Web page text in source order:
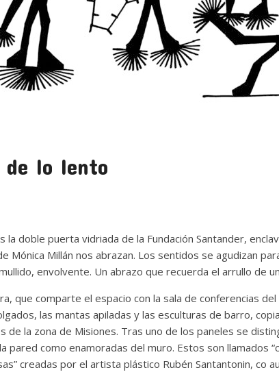
lo lento
la doble puerta vidriada de la Fundación Santander,
Mónica Millán nos abrazan. Los sentidos se agudizan
envolvente. Un abrazo que recuerda el arrullo de
que comparte el espacio con la sala de conferencias
las mantas apiladas y las esculturas de barro,
de la zona de Misiones. Tras uno de los paneles se
pared como enamoradas del muro. Estos son llamados
creadas por el artista plástico Rubén Santantonin, co